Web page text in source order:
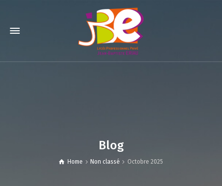
Blog
Home Non classé Octobre 2025